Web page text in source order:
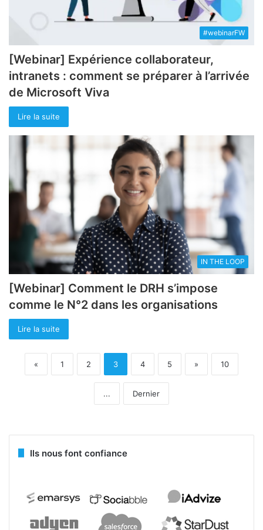
#webinarFW
[Webinar] Expérience collaborateur,
intranets : comment se préparer à l’arrivée
de Microsoft Viva
Lire la suite
IN THE LOOP
[Webinar] Comment le DRH s’impose
comme le N°2 dans les organisations
Lire la suite
« 1 2 3 4 5 » 10
... Dernier
Ils nous font confiance